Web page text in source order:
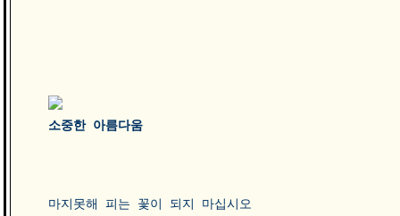
소중한 아름다움
마지못해 피는 꽃이 되지 마십시오